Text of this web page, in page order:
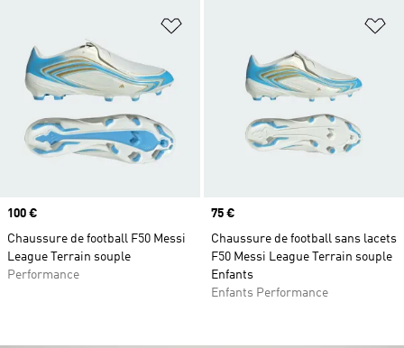
Ajouter à la Liste de produits
Prix
100 €
Chaussure de football F50 Messi
League Terrain souple
Performance
Prix
75 €
Chaussure de football sans lacets
F50 Messi League Terrain souple
Enfants
Enfants Performance